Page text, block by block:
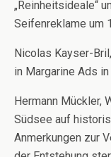
„Reinheitsideale“
Seifenreklame um
Nicolas Kayser-
in Margarine Ads
Hermann Mückler,
Südsee auf
Anmerkungen zur